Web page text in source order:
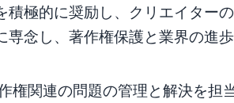
積極的に奨励し、クリエイター
専念し、著作権保護と業界の進
権関連の問題の管理と解決を担